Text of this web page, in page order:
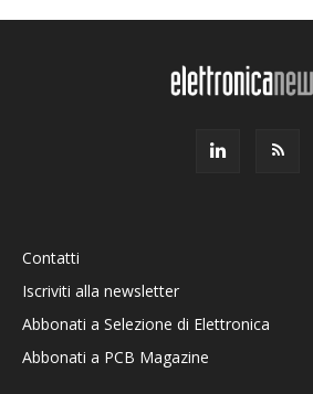
Contatti
Iscriviti alla newsletter
Abbonati a Selezione di Elettronica
Abbonati a PCB Magazine